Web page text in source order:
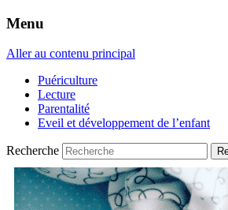
Menu
Aller au contenu principal
Puériculture
Lecture
Parentalité
Eveil et développement de l’enfant
Recherche